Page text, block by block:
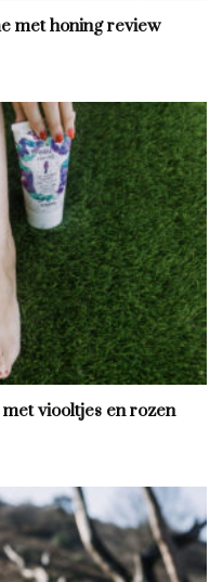
met honing review
viooltjes en rozen